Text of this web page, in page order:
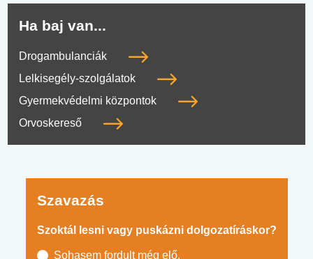
Ha baj van...
Drogambulanciák
Lelkisegély-szolgálatok
Gyermekvédelmi központok
Orvoskereső
Szavazás
Szoktál lesni vagy puskázni dolgozatíráskor?
Sohasem fordult még elő.